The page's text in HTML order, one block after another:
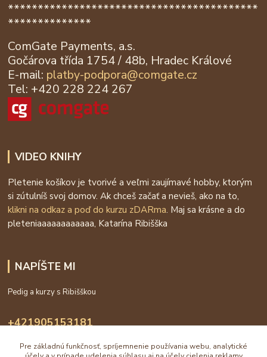
******************************************
**************
ComGate Payments, a.s.
Gočárova třída 1754 / 48b, Hradec Králové
E-mail: platby-podpora@comgate.cz
Tel: +420 228 224 267
VIDEO KNIHY
Pletenie košíkov je tvorivé a veľmi zaujímavé hobby, ktorým
si zútulníš svoj domov. Ak chceš začať a nevieš, ako na to,
klikni na odkaz a poď do kurzu zDARma. Maj sa krásne a do
pleteniaaaaaaaaaaaa, Katarína Ribišška
NAPÍŠTE MI
Pedig a kurzy s Ribišškou
+421905153181
Pre základnú funkčnosť, spríjemnenie používania webu, analytické